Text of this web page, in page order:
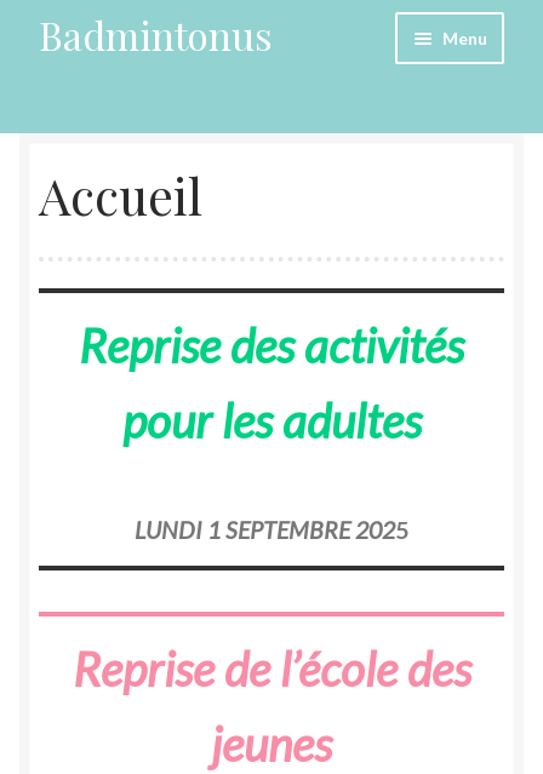
Aller
à
Aller
au
Badmintonus Menu
Contact
Les jeunes
Accueil
Reprise des activités
pour les adultes
LUNDI 1 SEPTEMBRE 2025
Reprise de l’école des
jeunes